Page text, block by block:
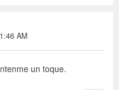
AM
un toque.